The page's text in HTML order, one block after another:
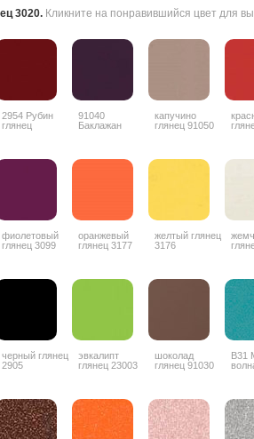
3020. Кликните на понравившийся цвет для
2954 Рубин
глянец
91040
Баклажан
капучино
глянец 91050
фиолетовый
глянец 3099
оранжевый
глянец 3177
желтый глянец
3176
черный глянец
2905
эвкалипт
глянец 23003
шоколад
глянец 91030
В31